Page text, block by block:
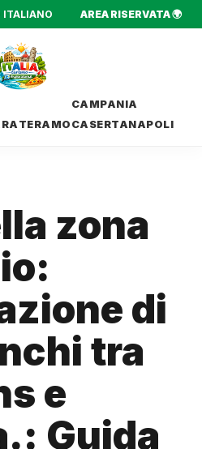
ITALIANO AREA RISERVATA 🌍
TERAMO
CAMPANIA
CASERTANAPOLI
zona
di
tra
e
Guida